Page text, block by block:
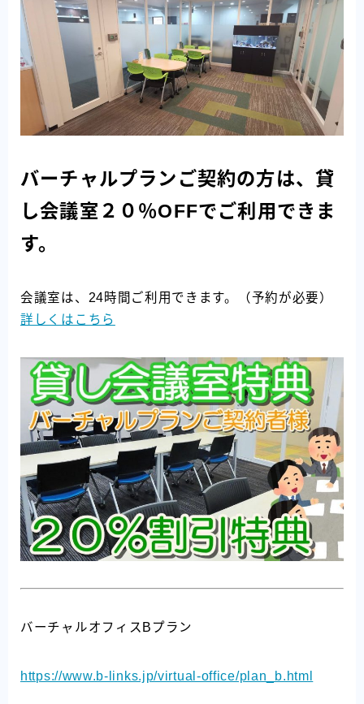
バーチャルプランご契約の方は、貸
し会議室２０％OFFでご利用できま
す。
会議室は、24時間ご利用できます。（予約が必要）
詳しくはこちら
バーチャルオフィスBプラン
https://www.b-links.jp/virtual-office/plan_b.html